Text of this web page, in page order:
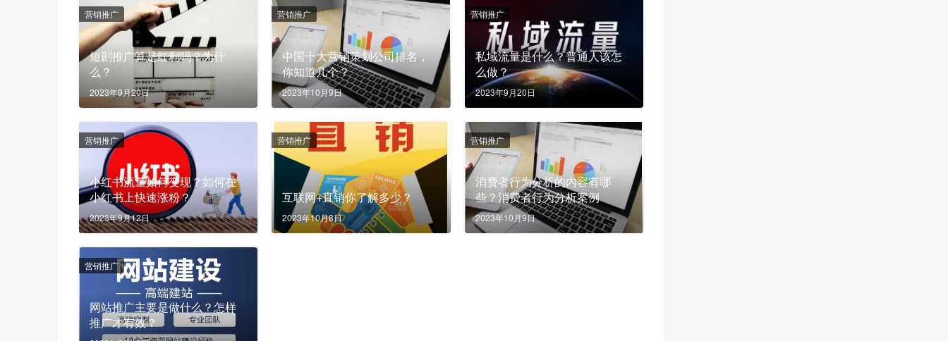
短剧推广算是红利吗？为什
么？
2023年9月20日
营销推广
中国十大营销策划公司排名，
你知道几个？
2023年10月9日
营销推广
私域流量是什么？普通人该怎
么做？
2023年9月20日
营销推广
小红书流量如何变现？如何在
小红书上快速涨粉？
2023年9月12日
营销推广
互联网+直销你了解多少？
2023年10月8日
营销推广
消费者行为分析的内容有哪
些？消费者行为分析案例
2023年10月9日
营销推广
网站推广主要是做什么？怎样
推广才有效？
营销推广